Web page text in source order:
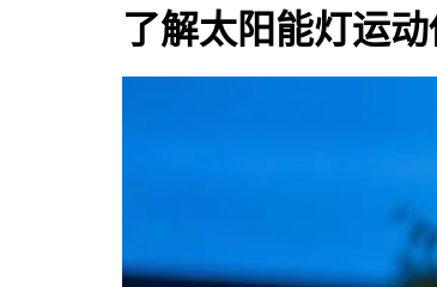
了解太阳能灯运